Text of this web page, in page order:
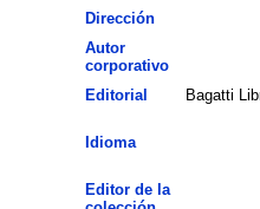
Dirección
Autor
corporativo
Editorial
Bagatti
Idioma
Editor de la